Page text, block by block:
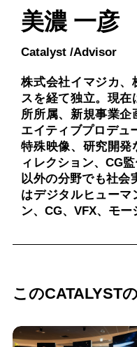
美濃 一彦
Catalyst /Advisor
株式会社イマジカ、
スを経て独立。現在
所所属、新規事業企
エイティブプロデュ
特殊映像、研究開発
ィレクション、CG
以外の分野でも社会
はデジタルヒューマ
ン、CG、VFX、モー
このCATALYST